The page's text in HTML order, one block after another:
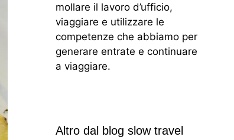
mollare il lavoro d’ufficio,
viaggiare e utilizzare le
competenze che abbiamo per
generare entrate e continuare
a viaggiare.
Altro dal blog slow travel